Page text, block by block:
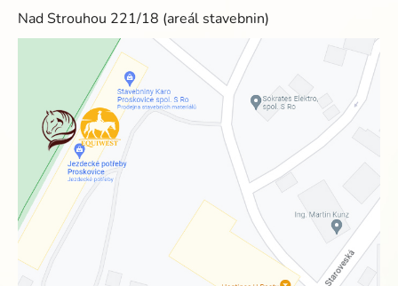
Nad Strouhou 221/18 (areál stavebnin)